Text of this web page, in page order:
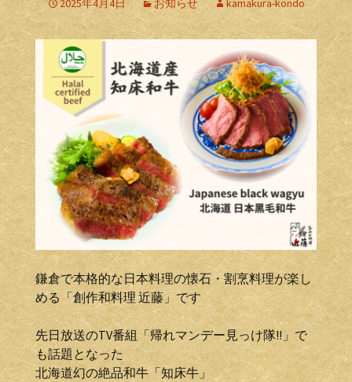
鎌倉で本格的な日本料理の懐石・割烹料理が楽し
める「創作和料理 近藤」です
先日放送のTV番組「帰れマンデー見っけ隊!!」で
も話題となった
北海道幻の絶品和牛「知床牛」